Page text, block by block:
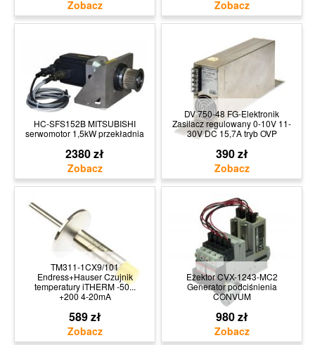
HC-SFS152B MITSUBISHI
serwomotor 1,5kW przekładnia
2380 zł
DV 750-48 FG-Elektronik
Zasilacz regulowany 0-10V 11-
30V DC 15,7A tryb OVP
390 zł
TM311-1CX9/101
Endress+Hauser Czujnik
temperatury iTHERM -50...
+200 4-20mA
589 zł
Eżektor CVX-1243-MC2
Generator podciśnienia
CONVUM
980 zł